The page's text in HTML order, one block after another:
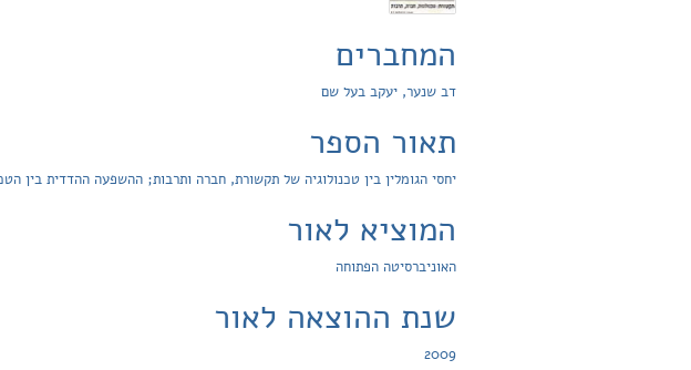
המחברים
דב שנער, יעקב בעל שם
תאור הספר
יחסי הגומלין בין טכנולוגיה של תקשורת, חברה ותרבות; ההשפעה ההדדית בין
המוציא לאור
האוניברסיטה הפתוחה
שנת ההוצאה לאור
2009